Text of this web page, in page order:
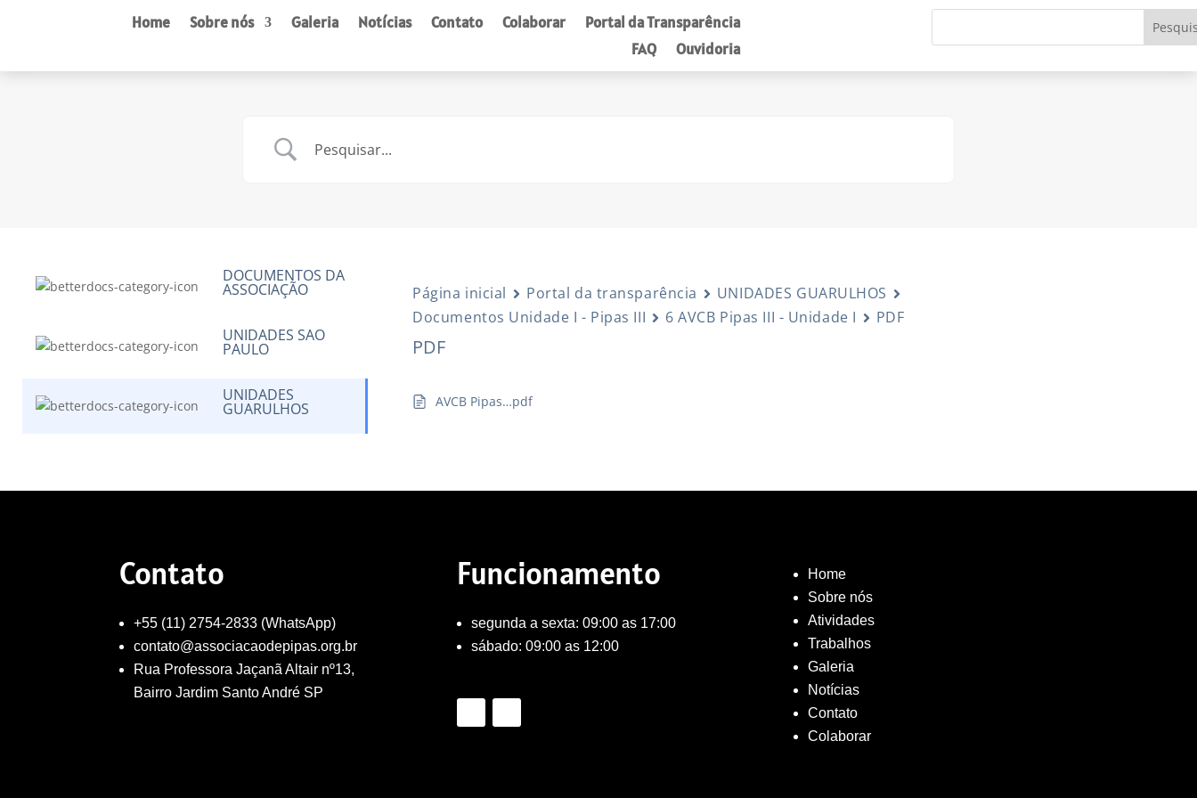
Home Sobre nós Galeria Notícias Contato Colaborar
Portal da Transparência
FAQ
Ouvidoria
DOCUMENTOS DA
ASSOCIAÇÃO
UNIDADES SAO
PAULO
UNIDADES
GUARULHOS
Página inicial Portal da transparência
UNIDADES GUARULHOS
Documentos Unidade I - Pipas III
6 AVCB Pipas III - Unidade I PDF
PDF
AVCB Pipas…pdf
Contato
+55 (11) 2754-2833 (WhatsApp)
contato@associacaodepipas.org.br
Rua Professora Jaçanã Altair nº13,
Bairro Jardim Santo André SP
Funcionamento
segunda a sexta: 09:00 as 17:00
sábado: 09:00 as 12:00
Home
Sobre nós
Atividades
Trabalhos
Galeria
Notícias
Contato
Colaborar